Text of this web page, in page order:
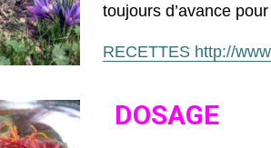
toujours d’avance
RECETTES http://
DOSAGE